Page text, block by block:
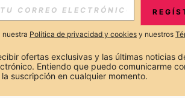
nuestra Política de privacidad y cookies y nuestros
ofertas exclusivas y las últimas noticias
Entiendo que puedo comunicarme
suscripción en cualquier momento.